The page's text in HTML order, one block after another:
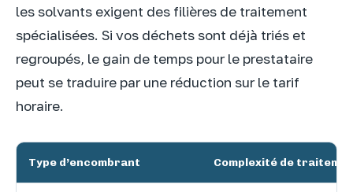
les solvants exigent des filières de traitement
spécialisées. Si vos déchets sont déjà triés et
regroupés, le gain de temps pour le prestataire
peut se traduire par une réduction sur le tarif
horaire.
Type d’encombrant Complexité de